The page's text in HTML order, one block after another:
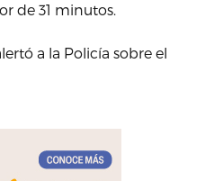
de 31 minutos.
a la Policía sobre el